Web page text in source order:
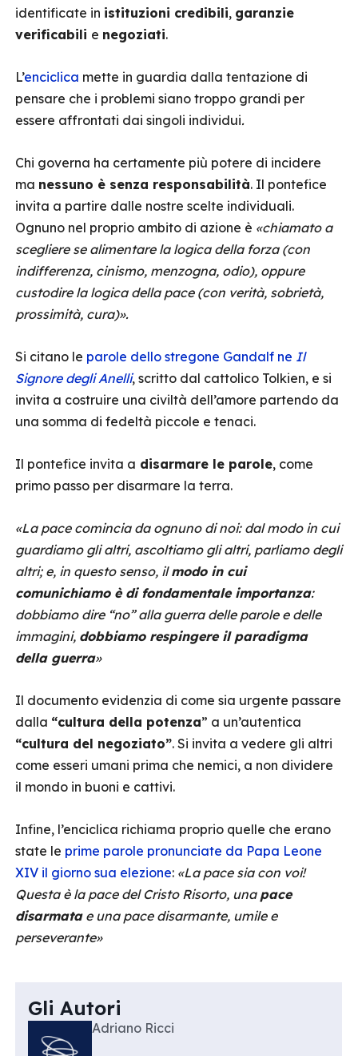
identificate in istituzioni credibili, garanzie
verificabili e negoziati.
L’enciclica mette in guardia dalla tentazione di
pensare che i problemi siano troppo grandi per
essere affrontati dai singoli individui.
Chi governa ha certamente più potere di incidere
ma nessuno è senza responsabilità. Il pontefice
invita a partire dalle nostre scelte individuali.
Ognuno nel proprio ambito di azione è «chiamato a
scegliere se alimentare la logica della forza (con
indifferenza, cinismo, menzogna, odio), oppure
custodire la logica della pace (con verità, sobrietà,
prossimità, cura)».
Si citano le parole dello stregone Gandalf ne Il
Signore degli Anelli, scritto dal cattolico Tolkien, e si
invita a costruire una civiltà dell’amore partendo da
una somma di fedeltà piccole e tenaci.
Il pontefice invita a disarmare le parole, come
primo passo per disarmare la terra.
«La pace comincia da ognuno di noi: dal modo in cui
guardiamo gli altri, ascoltiamo gli altri, parliamo degli
altri; e, in questo senso, ilmodo in cui
comunichiamo è di fondamentale importanza:
dobbiamo dire “no” alla guerra delle parole e delle
immagini, dobbiamo respingere il paradigma
della guerra»
Il documento evidenzia di come sia urgente passare
dalla “cultura della potenza” a un’autentica
“cultura del negoziato”. Si invita a vedere gli altri
come esseri umani prima che nemici, a non dividere
il mondo in buoni e cattivi.
Infine, l’enciclica richiama proprio quelle che erano
state le prime parole pronunciate da Papa Leone
XIV il giorno sua elezione: «La pace sia con voi!
Questa è la pace del Cristo Risorto, una pace
disarmatae una pace disarmante, umile e
perseverante»
Gli Autori
Adriano Ricci